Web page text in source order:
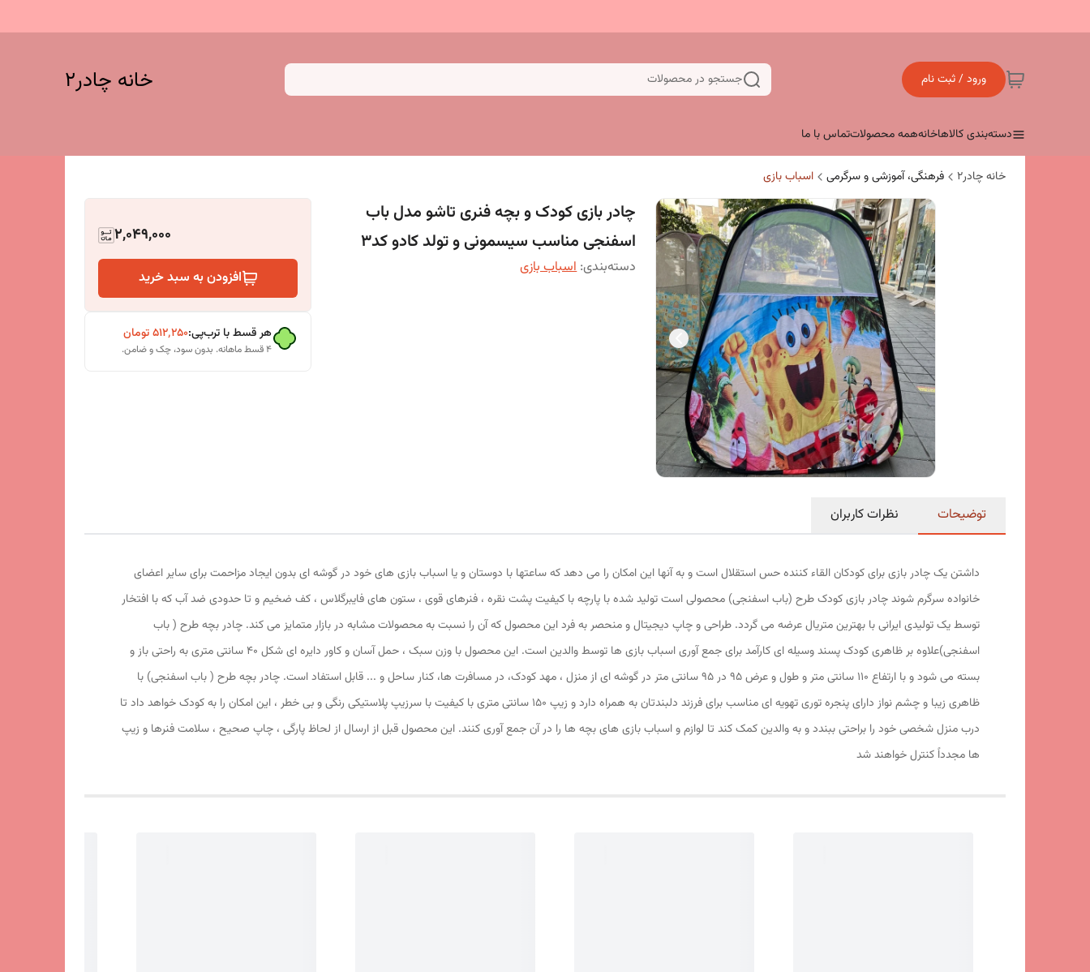
ورود / ثبت نام جستجو در محصولات خانه چادر۲
دسته‌بندی کالاهاخانههمه محصولاتتماس با ما
خانه چادر۲ فرهنگی، آموزشی و سرگرمی اسباب بازی
چادر بازی کودک و بچه فنری تاشو مدل باب
اسفنجی مناسب سیسمونی و تولد کادو کد3
دسته‌بندی:اسباب بازی
2,049,000
افزودن به سبد خرید
هر قسط با ترب‌پی:۵۱۲٬۲۵۰تومان
۴ قسط ماهانه. بدون سود، چک و ضامن.
توضیحات نظرات کاربران
داشتن یک چادر بازی برای کودکان القاء کننده حس استقلال است و به آنها این امکان را می دهد که ساعتها با دوستان و یا اسباب بازی های خود در گوشه ای بدون ایجاد مزاحمت برای سایر اعضای
خانواده سرگرم شوند چادر بازی کودک طرح (باب اسفنجی) محصولی است تولید شده با پارچه با کیفیت پشت نقره ، فنرهای قوی ، ستون های فایبرگلاس ، کف ضخیم و تا حدودی ضد آب که با افتخار
توسط یک تولیدی ایرانی با بهترین متریال عرضه می گردد. طراحی و چاپ دیجیتال و منحصر به فرد این محصول که آن را نسبت به محصولات مشابه در بازار متمایز می کند. چادر بچه طرح ( باب
اسفنجی)علاوه بر ظاهری کودک پسند وسیله ای کارآمد برای جمع آوری اسباب بازی ها توسط والدین است. این محصول با وزن سبک ، حمل آسان و کاور دایره ای شکل 40 سانتی متری به راحتی باز و
بسته می شود و با ارتفاع 110 سانتی متر و طول و عرض 95 در 95 سانتی متر در گوشه ای از منزل ، مهد کودک، در مسافرت ها، کنار ساحل و ... قابل استفاد است. چادر بچه طرح ( باب اسفنجی) با
ظاهری زیبا و چشم نواز دارای پنجره توری تهویه ای مناسب برای فرزند دلبندتان به همراه دارد و زیپ 150 سانتی متری با کیفیت با سرزیپ پلاستیکی رنگی و بی خطر ، این امکان را به کودک خواهد داد تا
درب منزل شخصی خود را براحتی ببندد و به والدین کمک کند تا لوازم و اسباب بازی های بچه ها را در آن جمع آوری کنند. این محصول قبل از ارسال از لحاظ پارگی ، چاپ صحیح ، سلامت فنرها و زیپ
ها مجدداً کنترل خواهند شد